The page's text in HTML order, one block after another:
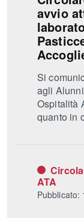
avvio
Si
agli
Ospitalità
quanto in
ATA
Pubblicato: